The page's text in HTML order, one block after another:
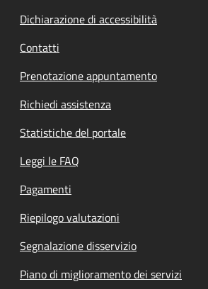
Dichiarazione di accessibilità
Contatti
Prenotazione appuntamento
Richiedi assistenza
Statistiche del portale
Leggi le FAQ
Pagamenti
Riepilogo valutazioni
Segnalazione disservizio
Piano di miglioramento dei servizi